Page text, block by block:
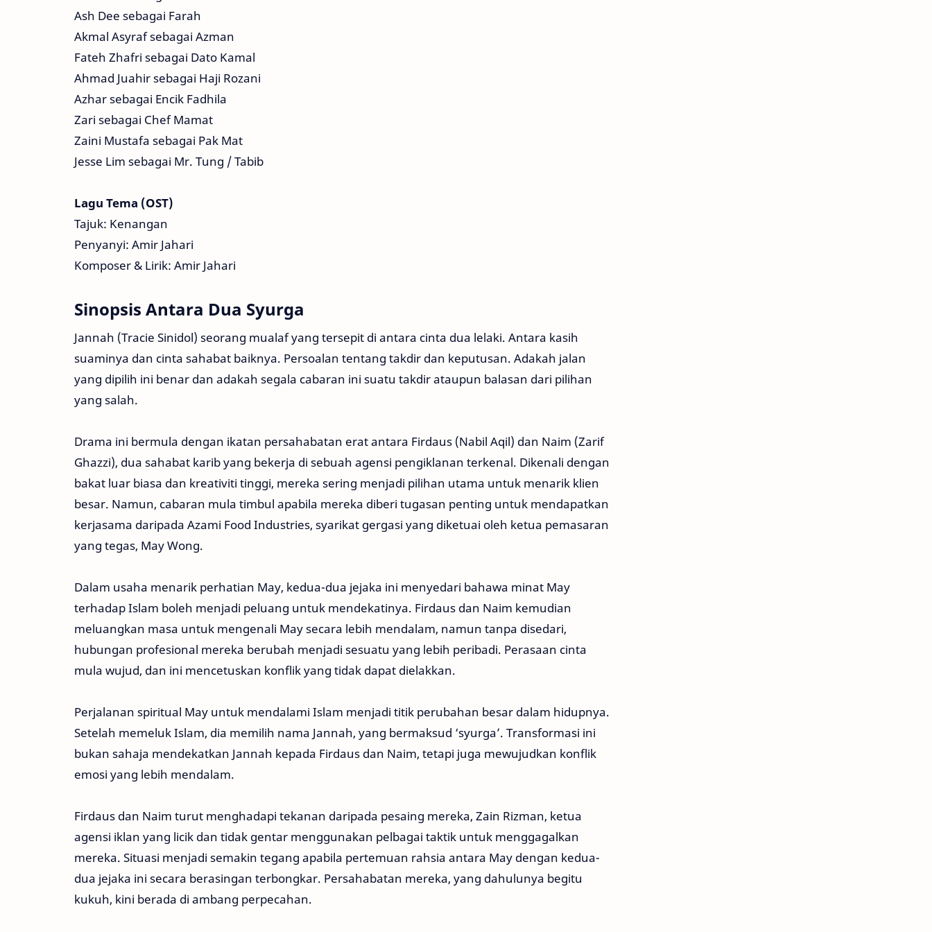
Ash Dee sebagai Farah
Akmal Asyraf sebagai Azman
Fateh Zhafri sebagai Dato Kamal
Ahmad Juahir sebagai Haji Rozani
Azhar sebagai Encik Fadhila
Zari sebagai Chef Mamat
Zaini Mustafa sebagai Pak Mat
Jesse Lim sebagai Mr. Tung / Tabib
Lagu Tema (OST)
Tajuk: Kenangan
Penyanyi: Amir Jahari
Komposer & Lirik: Amir Jahari
Sinopsis Antara Dua Syurga
Jannah (Tracie Sinidol) seorang mualaf yang tersepit di antara cinta dua lelaki. Antara kasih
suaminya dan cinta sahabat baiknya. Persoalan tentang takdir dan keputusan. Adakah jalan
yang dipilih ini benar dan adakah segala cabaran ini suatu takdir ataupun balasan dari pilihan
yang salah.
Drama ini bermula dengan ikatan persahabatan erat antara Firdaus (Nabil Aqil) dan Naim (Zarif
Ghazzi), dua sahabat karib yang bekerja di sebuah agensi pengiklanan terkenal. Dikenali dengan
bakat luar biasa dan kreativiti tinggi, mereka sering menjadi pilihan utama untuk menarik klien
besar. Namun, cabaran mula timbul apabila mereka diberi tugasan penting untuk mendapatkan
kerjasama daripada Azami Food Industries, syarikat gergasi yang diketuai oleh ketua pemasaran
yang tegas, May Wong.
Dalam usaha menarik perhatian May, kedua-dua jejaka ini menyedari bahawa minat May
terhadap Islam boleh menjadi peluang untuk mendekatinya. Firdaus dan Naim kemudian
meluangkan masa untuk mengenali May secara lebih mendalam, namun tanpa disedari,
hubungan profesional mereka berubah menjadi sesuatu yang lebih peribadi. Perasaan cinta
mula wujud, dan ini mencetuskan konflik yang tidak dapat dielakkan.
Perjalanan spiritual May untuk mendalami Islam menjadi titik perubahan besar dalam hidupnya.
Setelah memeluk Islam, dia memilih nama Jannah, yang bermaksud ‘syurga’. Transformasi ini
bukan sahaja mendekatkan Jannah kepada Firdaus dan Naim, tetapi juga mewujudkan konflik
emosi yang lebih mendalam.
Firdaus dan Naim turut menghadapi tekanan daripada pesaing mereka, Zain Rizman, ketua
agensi iklan yang licik dan tidak gentar menggunakan pelbagai taktik untuk menggagalkan
mereka. Situasi menjadi semakin tegang apabila pertemuan rahsia antara May dengan kedua-
dua jejaka ini secara berasingan terbongkar. Persahabatan mereka, yang dahulunya begitu
kukuh, kini berada di ambang perpecahan.